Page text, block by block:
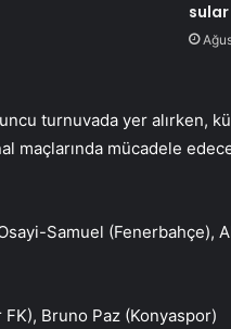
turnuvada yer alırken,
maçlarında mücadele
Samuel (Fenerbahçe),
Bruno Paz (Konyaspor)